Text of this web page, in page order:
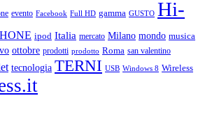
evento Facebook Full HD gamma GUSTO Hi-
ipod Italia mercato Milano mondo musica
ottobre prodotti prodotto Roma san valentino
tecnologia TERNI USB Windows 8 Wireless